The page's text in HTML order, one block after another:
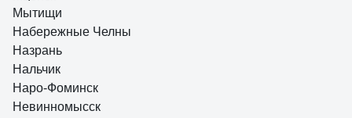
Мытищи
Набережные Челны
Назрань
Нальчик
Наро-Фоминск
Невинномысск